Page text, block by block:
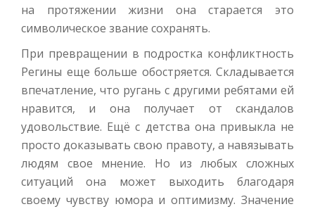
на протяжении жизни она старается это
символическое звание сохранять.
При превращении в подростка конфликтность
Регины еще больше обостряется. Складывается
впечатление, что ругань с другими ребятами ей
нравится, и она получает от скандалов
удовольствие. Ещё с детства она привыкла не
просто доказывать свою правоту, а навязывать
людям свое мнение. Но из любых сложных
ситуаций она может выходить благодаря
своему чувству юмора и оптимизму. Значение